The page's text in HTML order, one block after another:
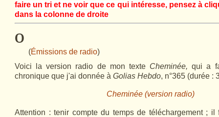
faire un tri et ne voir que ce qui intéresse, pensez à
dans la colonne de droite
º (Émissions de radio)
Voici la version radio de mon texte Cheminée, qui a
chronique que j'ai donnée à Golias Hebdo, n°365 (durée :
Cheminée (version radio)
Attention : tenir compte du temps de téléchargement ; il